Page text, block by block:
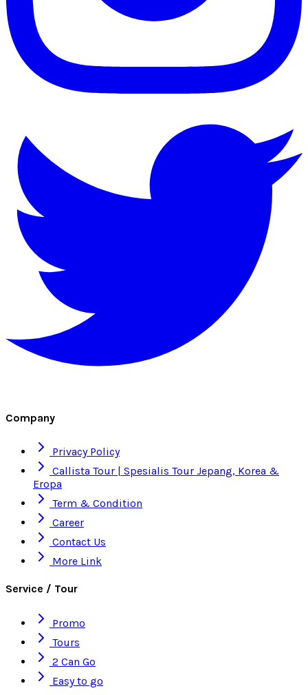
Company
Privacy Policy
Callista Tour | Spesialis Tour Jepang, Korea &
Eropa
Term & Condition
Career
Contact Us
More Link
Service / Tour
Promo
Tours
2 Can Go
Easy to go